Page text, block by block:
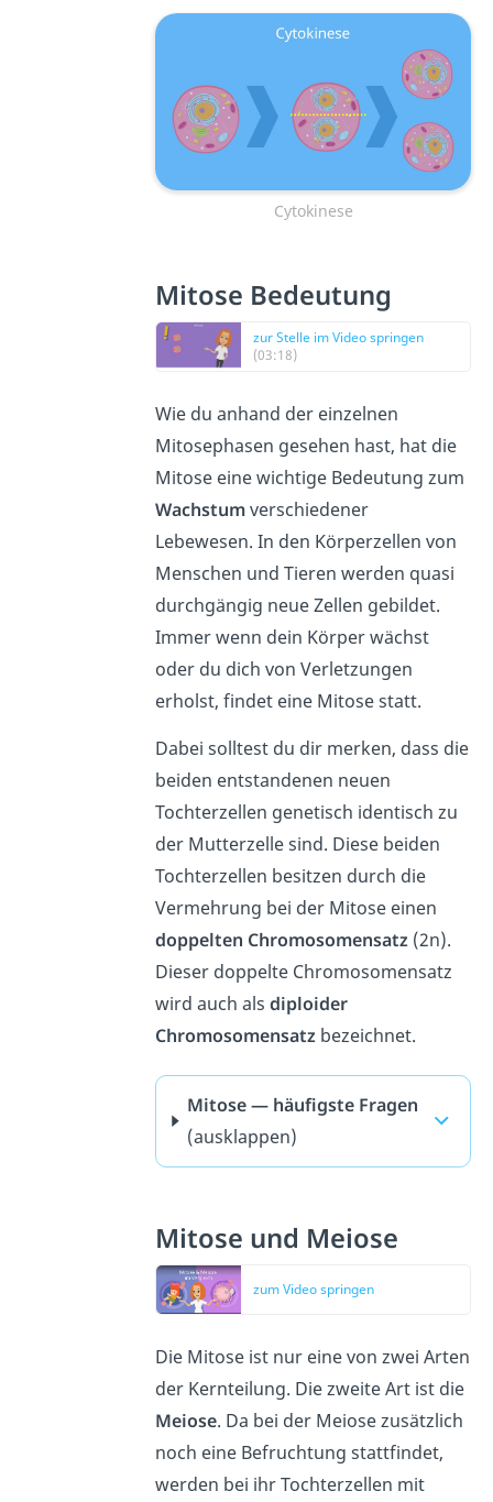
Cytokinese
Mitose Bedeutung
zur Stelle im Video springen
(03:18)
Wie du anhand der einzelnen
Mitosephasen gesehen hast, hat die
Mitose eine wichtige Bedeutung zum
Wachstumverschiedener
Lebewesen. In den Körperzellen von
Menschen und Tieren werden quasi
durchgängig neue Zellen gebildet.
Immer wenn dein Körper wächst
oder du dich von Verletzungen
erholst, findet eine Mitose statt.
Dabei solltest du dir merken, dass die
beiden entstandenen neuen
Tochterzellen genetisch identisch zu
der Mutterzelle sind. Diese beiden
Tochterzellen besitzen durch die
Vermehrung bei der Mitose einen
doppelten Chromosomensatz (2n).
Dieser doppelte Chromosomensatz
wird auch alsdiploider
Chromosomensatz bezeichnet.
Mitose — häufigste Fragen
(ausklappen)
Mitose und Meiose
zum Video springen
Die Mitose ist nur eine von zwei Arten
der Kernteilung. Die zweite Art ist die
Meiose. Da bei der Meiose zusätzlich
noch eine Befruchtung stattfindet,
werden bei ihr Tochterzellen mit